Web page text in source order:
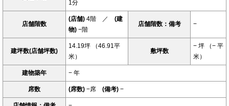
1分
店舗階数
(店舗) 4階 ／ (建
物) −階
店舗階数：備考 −
建坪数(店舗坪数)
14.19坪 （46.91平
米）
敷坪数
− 坪 （− 平
米）
建物築年 − 年
席数 (席数) −席 (備考) −